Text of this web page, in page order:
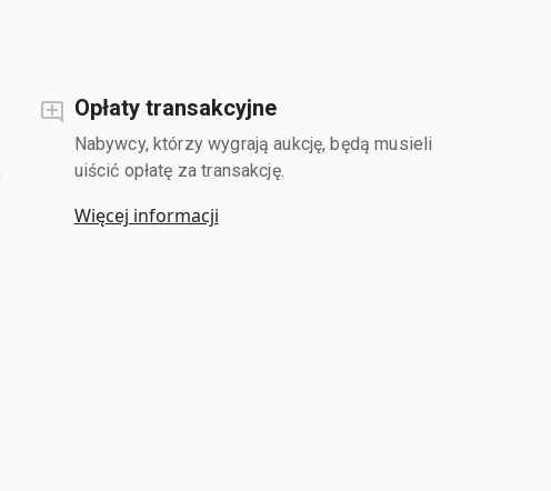
Opłaty transakcyjne
Nabywcy, którzy wygrają aukcję, będą musieli
uiścić opłatę za transakcję.
Więcej informacji